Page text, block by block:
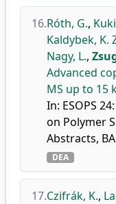
16.Róth, G.,
Kaldybek, K.
Nagy, L.,
Advanced
MS up to 15
In: ESOPS
on Polymer
Abstracts,
DEA
17.Czifrák, K.,